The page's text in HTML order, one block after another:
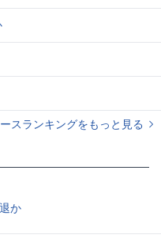
スランキングをもっと見る
か